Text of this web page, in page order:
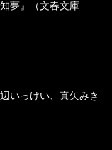
夢』（文春文庫
いっけい、真矢みき